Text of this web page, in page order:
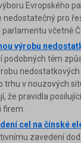
Evropského
pro
včetně
výrobu
podobných těm
v nouzových
že pravidla
firem.
cel na čínské
zavedení